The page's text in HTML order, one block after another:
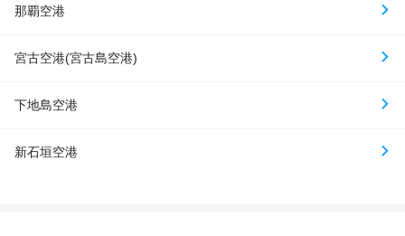
那覇空港
宮古空港(宮古島空港)
下地島空港
新石垣空港